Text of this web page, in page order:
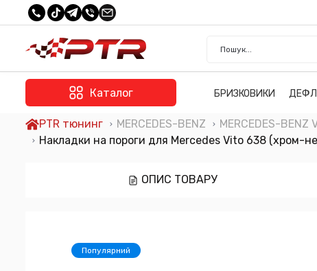
Каталог БРИЗКОВИКИ
PTR тюнинг MERCEDES-BENZ MERCEDES-
Накладки на пороги для Mercedes Vito 638 (хром-
ОПИС ТОВАРУ
Популярний